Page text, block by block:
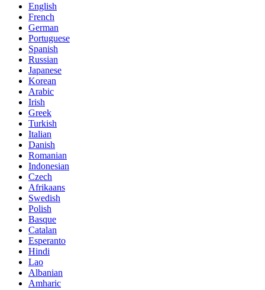
English
French
German
Portuguese
Spanish
Russian
Japanese
Korean
Arabic
Irish
Greek
Turkish
Italian
Danish
Romanian
Indonesian
Czech
Afrikaans
Swedish
Polish
Basque
Catalan
Esperanto
Hindi
Lao
Albanian
Amharic